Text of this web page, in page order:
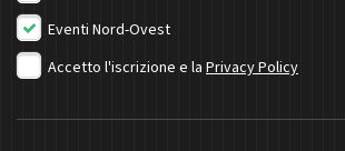
Eventi Nord-Ovest
Accetto l'iscrizione e la Privacy Policy